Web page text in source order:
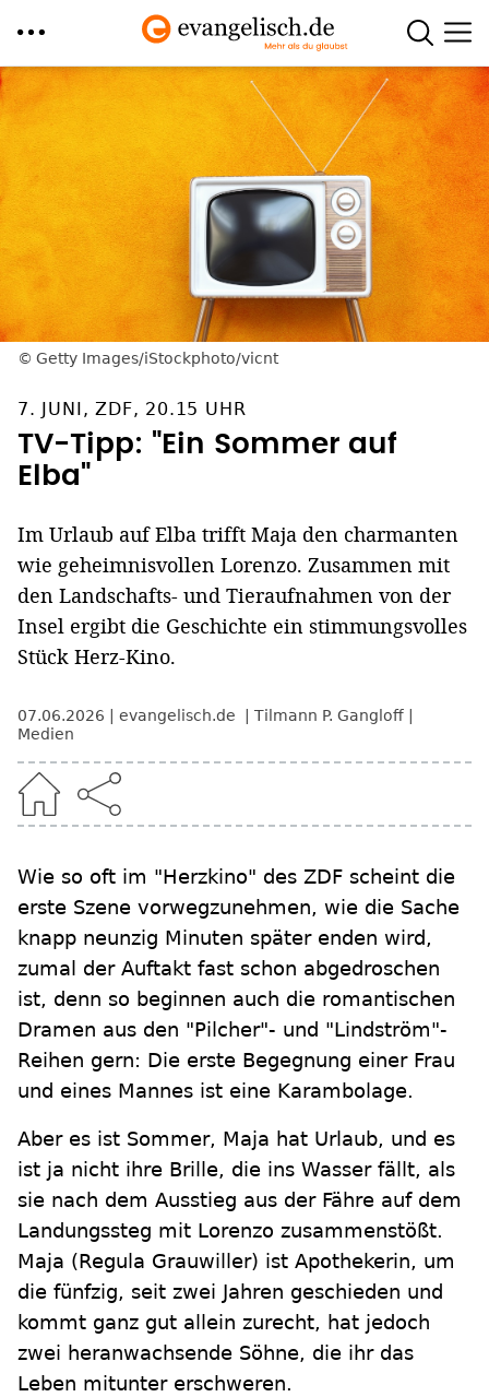
Direkt
zum
Inhalt
Getty Images/iStockphoto/vicnt
7. JUNI, ZDF, 20.15 UHR
TV-Tipp: "Ein Sommer auf
Elba"
Im Urlaub auf Elba trifft Maja den charmanten
wie geheimnisvollen Lorenzo. Zusammen mit
den Landschafts- und Tieraufnahmen von der
Insel ergibt die Geschichte ein stimmungsvolles
Stück Herz-Kino.
07.06.2026 evangelisch.de
Tilmann P. Gangloff
Medien
Wie so oft im "Herzkino" des ZDF scheint die
erste Szene vorwegzunehmen, wie die Sache
knapp neunzig Minuten später enden wird,
zumal der Auftakt fast schon abgedroschen
ist, denn so beginnen auch die romantischen
Dramen aus den "Pilcher"- und "Lindström"-
Reihen gern: Die erste Begegnung einer Frau
und eines Mannes ist eine Karambolage.
Aber es ist Sommer, Maja hat Urlaub, und es
ist ja nicht ihre Brille, die ins Wasser fällt, als
sie nach dem Ausstieg aus der Fähre auf dem
Landungssteg mit Lorenzo zusammenstößt.
Maja (Regula Grauwiller) ist Apothekerin, um
die fünfzig, seit zwei Jahren geschieden und
kommt ganz gut allein zurecht, hat jedoch
zwei heranwachsende Söhne, die ihr das
Leben mitunter erschweren.